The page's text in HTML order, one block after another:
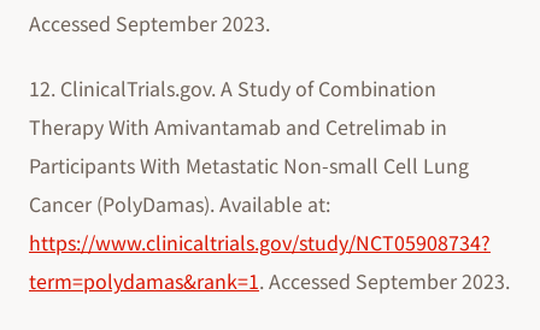
Accessed September 2023.
12. ClinicalTrials.gov. A Study of Combination
Therapy With Amivantamab and Cetrelimab in
Participants With Metastatic Non-small Cell Lung
Cancer (PolyDamas). Available at:
https://www.clinicaltrials.gov/study/NCT05908734?
term=polydamas&rank=1. Accessed September 2023.